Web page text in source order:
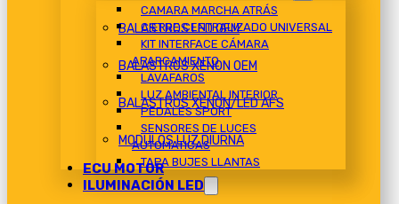
CAMARA MARCHA ATRÁS
CIERRE CENTRALIZADO UNIVERSAL
KIT INTERFACE CÁMARA
APARCAMIENTO
LAVAFAROS
LUZ AMBIENTAL INTERIOR
PEDALES SPORT
SENSORES DE LUCES
AUTOMATICAS
TAPA BUJES LLANTAS
BALASTROS LED OEM
BALASTROS XENON OEM
BALASTROS XENON/LED AFS
MODULOS LUZ DIURNA
ECU MOTOR
ILUMINACIÓN LED